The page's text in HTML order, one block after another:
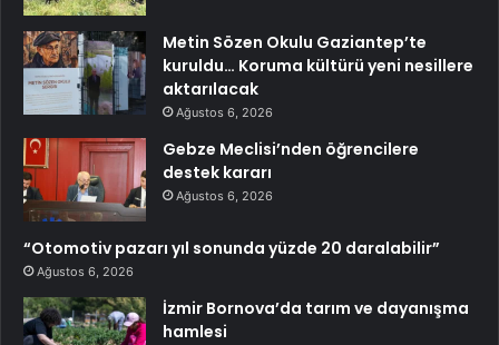
Metin Sözen Okulu Gaziantep’te
kuruldu… Koruma kültürü yeni nesillere
aktarılacak
Ağustos 6, 2026
Gebze Meclisi’nden öğrencilere
destek kararı
Ağustos 6, 2026
“Otomotiv pazarı yıl sonunda yüzde 20 daralabilir”
Ağustos 6, 2026
İzmir Bornova’da tarım ve dayanışma
hamlesi